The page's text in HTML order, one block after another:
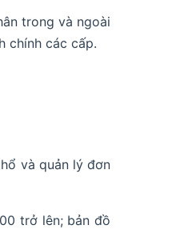
trong và ngoài
chính các cấp.
và quản lý đơn
trở lên; bản đồ